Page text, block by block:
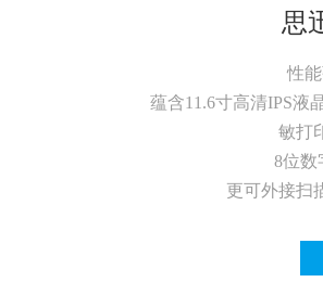
思
性
蕴含11.6寸高清IPS液
敏打
8位数
更可外接扫